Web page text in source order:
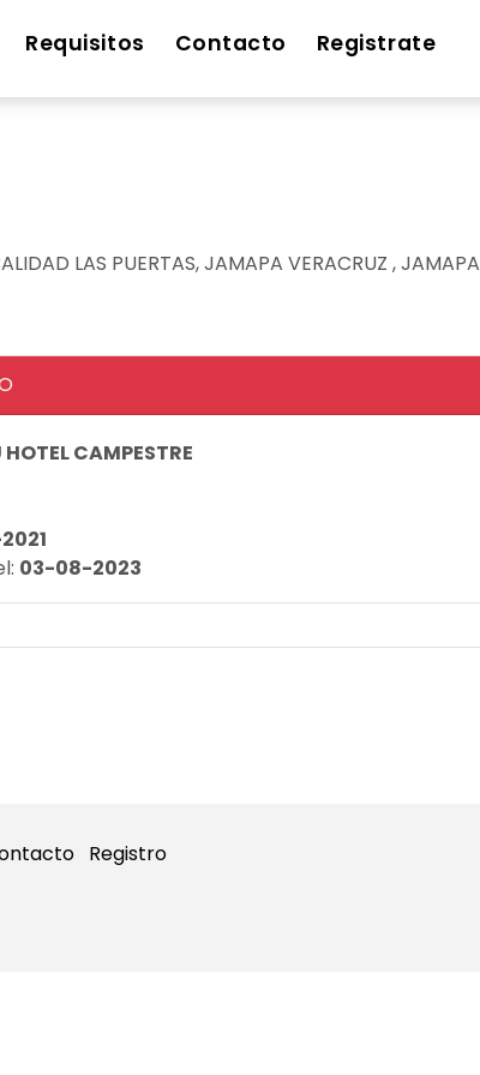
Requisitos Contacto Registrate
LAS PUERTAS, JAMAPA VERACRUZ , JAMAPA
CAMPESTRE
03-08-2023
Registro